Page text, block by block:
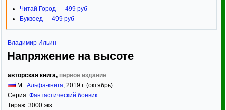
Читай Город — 499 руб
Буквоед — 499 руб
Владимир Ильин
Напряжение на высоте
авторская книга, первое издание
М.: Альфа-книга, 2019 г. (октябрь)
Серия: Фантастический боевик
Тираж: 3000 экз.